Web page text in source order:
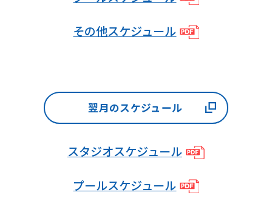
その他スケジュール
翌月のスケジュール
スタジオスケジュール
プールスケジュール
The
differ
from
original
We